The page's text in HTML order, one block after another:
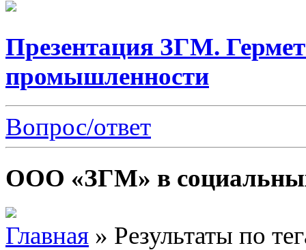
Презентация ЗГМ.
промышленности
Вопрос/ответ
ООО «ЗГМ» в
Главная » Результаты по